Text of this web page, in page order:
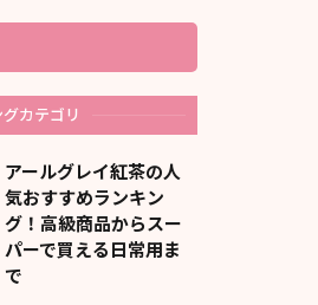
カテゴリ
アールグレイ紅茶の人
気おすすめランキン
グ！高級商品からスー
パーで買える日常用ま
で